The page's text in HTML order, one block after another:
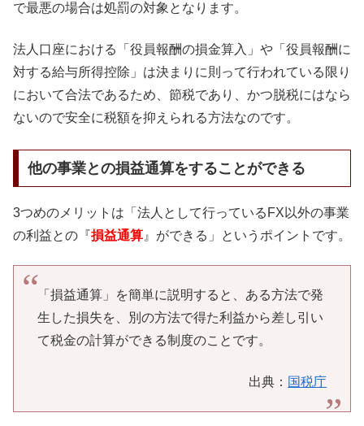
で最悪の場合は処罰の対象となります。
法人口座における「役員報酬の損金算入」や「役員報酬に
対する給与所得控除」は決まりに則って行われている限り
において合法であるため、節税であり、かつ脱税にはなら
ないので安全に税額を抑えられる方法なのです。
他の事業との損益通算をすることができる
3つめのメリットは「法人として行っているFX以外の事業
の利益との『損益通算 』ができる」というポイントです。
「損益通算」を簡単に説明すると、ある方法で発
生した損失を、別の方法で得た利益から差し引い
て税金の計算ができる制度のことです。
出典： 国税庁